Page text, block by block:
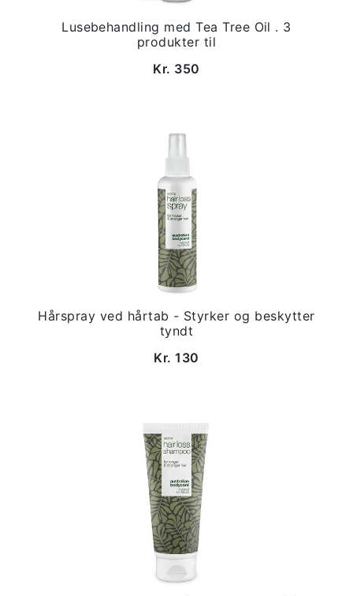
Lusebehandling med Tea Tree Oil . 3
produkter til
Kr. 350
Hårspray ved hårtab - Styrker og beskytter
tyndt
Kr. 130